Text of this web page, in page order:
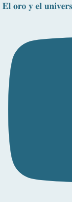
𝐄𝐥 𝐨𝐫𝐨 𝐲 𝐞𝐥